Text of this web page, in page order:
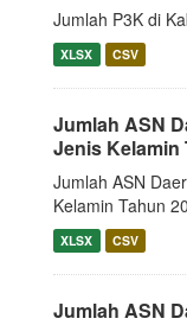
Jumlah P3K di
XLSX CSV
Jumlah ASN
Jenis Kelamin
Jumlah ASN
Kelamin Tahun
XLSX CSV
Jumlah ASN